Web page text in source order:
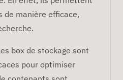
de manière efficace,
box de stockage sont
pour optimiser